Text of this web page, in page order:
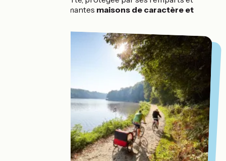
abritant de charmantes maisons de caractère et